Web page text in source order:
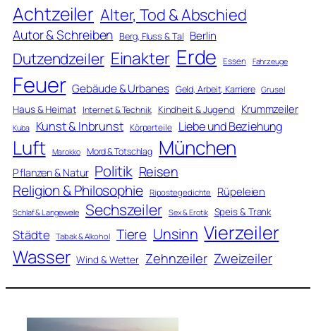
Achtzeiler Alter, Tod & Abschied
Autor & Schreiben Berg, Fluss & Tal Berlin
Dutzendzeiler Einakter Erde Essen Fahrzeuge
Feuer Gebäude & Urbanes Geld, Arbeit, Karriere Grusel
Haus & Heimat Internet & Technik Kindheit & Jugend Krummzeiler
Kuba Kunst & Inbrunst Körperteile Liebe und Beziehung
Luft Marokko Mord & Totschlag München
Pflanzen & Natur Politik Reisen
Religion & Philosophie Ripostegedichte Rüpeleien
Schlaf & Langeweile Sechszeiler Sex & Erotik Speis & Trank
Städte Tabak & Alkohol Tiere Unsinn Vierzeiler
Wasser Wind & Wetter Zehnzeiler Zweizeiler